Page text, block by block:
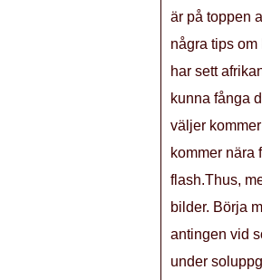
är på toppen
några tips om
har sett
kunna fånga
väljer
kommer nära
flash.Thus,
bilder. Börja
antingen vid
under